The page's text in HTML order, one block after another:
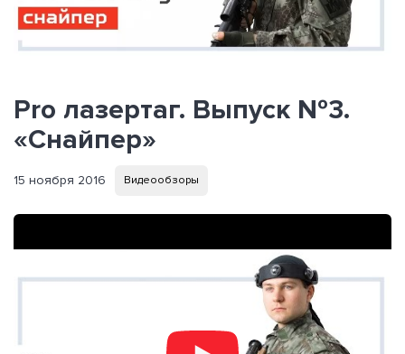
Pro лазертаг. Выпуск №3.
«Снайпер»
15 ноября 2016 Видеообзоры